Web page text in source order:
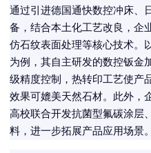
通过引进德国通快数控冲床、
备，结合本土化工艺改良，企
仿石纹表面处理等核心技术。
为例，其自主研发的数控钣金
级精度控制，热转印工艺使产
效果可媲美天然石材。此外，
高校联合开发抗菌型氟碳涂层
料，进一步拓展产品应用场景。